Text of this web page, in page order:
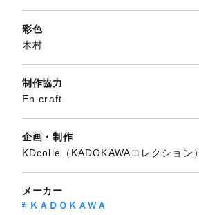
彩色
木村
制作協力
En craft
企画・制作
KDcolle（KADOKAWAコレクション）
メーカー
ＫＡＤＯＫＡＷＡ